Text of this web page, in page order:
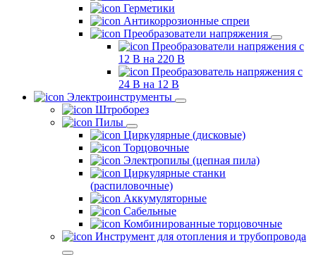
Герметики
Антикоррозионные спреи
Преобразователи напряжения
Преобразователи напряжения с
12 В на 220 В
Преобразователь напряжения с
24 В на 12 В
Электроинструменты
Штроборез
Пилы
Циркулярные (дисковые)
Торцовочные
Электропилы (цепная пила)
Циркулярные станки
(распиловочные)
Аккумуляторные
Сабельные
Комбинированные торцовочные
Инструмент для отопления и трубопровода